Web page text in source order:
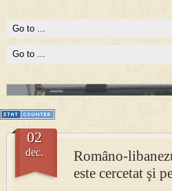
PRESA
Permise pentru vânătoarea de
Prima mea carte publicata
Averea Presedintelui: prima
conturi secrete ale Securitatii.
Româno-
este cercetat şi
02
dec.